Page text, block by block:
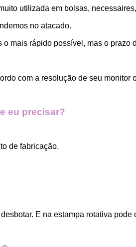
utilizada em bolsas,
no atacado.
mais rápido possível, mas o
com a resolução de seu monitor
eu precisar?
de fabricação.
E na estampa rotativa